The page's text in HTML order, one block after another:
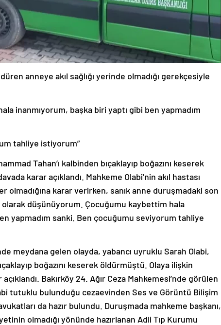
anneye akıl sağlığı yerinde olmadığı gerekçesiyle
inanmıyorum, başka biri yaptı gibi ben yapmadım
tahliye istiyorum”
Tahan’ı kalbinden bıçaklayıp boğazını keserek
karar açıklandı. Mahkeme Olabi’nin akıl hastası
olmadığına karar verirken, sanık anne duruşmadaki son
olarak düşünüyorum. Çocuğumu kaybettim hala
yapmadım sanki. Ben çocuğumu seviyorum tahliye
meydana gelen olayda, yabancı uyruklu Sarah Olabi,
boğazını keserek öldürmüştü. Olaya ilişkin
Bakırköy 24. Ağır Ceza Mahkemesi’nde görülen
tutuklu bulunduğu cezaevinden Ses ve Görüntü Bilişim
da hazır bulundu. Duruşmada mahkeme başkanı,
olmadığı yönünde hazırlanan Adli Tıp Kurumu